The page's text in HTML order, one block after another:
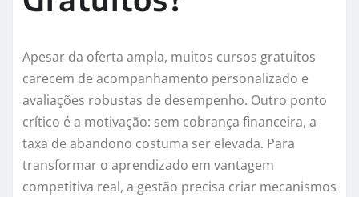
Apesar da oferta ampla, muitos cursos gratuitos
carecem de acompanhamento personalizado e
avaliações robustas de desempenho. Outro ponto
crítico é a motivação: sem cobrança financeira, a
taxa de abandono costuma ser elevada. Para
transformar o aprendizado em vantagem
competitiva real, a gestão precisa criar mecanismos